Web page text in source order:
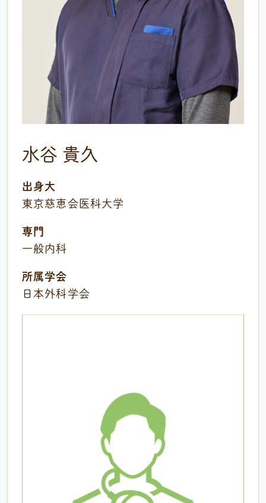
水谷 貴久
出身大
東京慈恵会医科大学
専門
一般内科
所属学会
日本外科学会